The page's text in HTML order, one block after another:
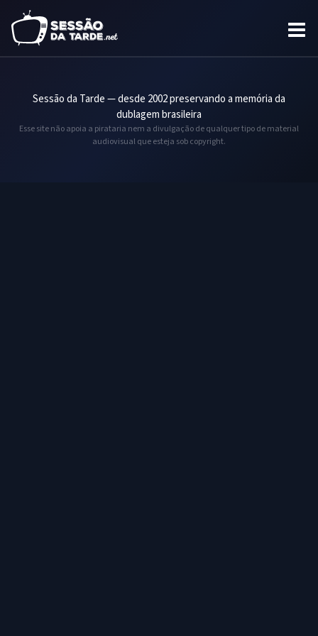
Sessão da Tarde — desde 2002 preservando a memória da
dublagem brasileira
Esse site não apoia a pirataria nem a divulgação de qualquer tipo de material
audiovisual que esteja sob copyright.